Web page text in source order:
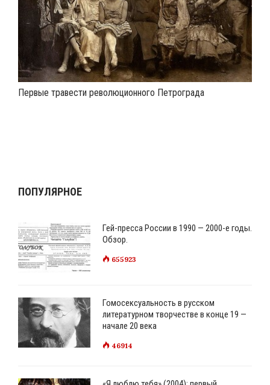
Первые травести революционного Петрограда
ПОПУЛЯРНОЕ
Гей-пресса России в 1990 — 2000-е годы.
Обзор.
655923
Гомосексуальность в русском
литературном творчестве в конце 19 —
начале 20 века
46914